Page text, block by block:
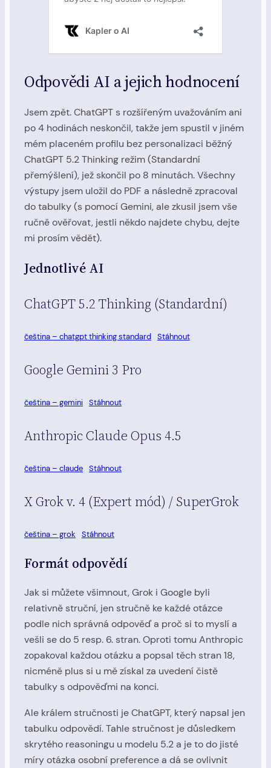
Odpovědi AI a jejich hodnocení
Jsem zpět. ChatGPT s rozšířeným uvažováním ani
po 4 hodinách neskončil, takže jem spustil v jiném
mém placeném profilu bez personalizaci běžný
ChatGPT 5.2 Thinking režim (Standardní
přemýšlení), jež skončil po 8 minutách. Všechny
výstupy jsem uložil do PDF a následně zpracoval
do tabulky (s pomocí Gemini, ale zkusil jsem vše
ručně ověřovat, jestli někdo najdete chybu, dejte
mi prosím vědět).
Jednotlivé AI
ChatGPT 5.2 Thinking (Standardní)
čeština – chatgpt thinking standard Stáhnout
Google Gemini 3 Pro
čeština – gemini Stáhnout
Anthropic Claude Opus 4.5
čeština – claude Stáhnout
X Grok v. 4 (Expert mód) / SuperGrok
čeština – grok Stáhnout
Formát odpovědí
Jak si můžete všimnout, Grok i Google byli
relativně struční, jen stručně ke každé otázce
podle nich správná odpověď a proč si to myslí a
vešli se do 5 resp. 6. stran. Oproti tomu Anthropic
zopakoval každou otázku a popsal těch stran 18,
nicméně plus si u mě získal za uvedení čistě
tabulky s odpověďmi na konci.
Ale králem stručnosti je ChatGPT, který napsal jen
tabulku odpovědí. Tahle stručnost je důsledkem
skrytého reasoningu u modelu 5.2 a je to do jisté
míry otázka osobní preference a dá se ovlivnit